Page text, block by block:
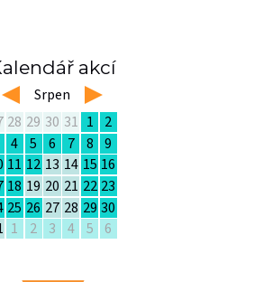
akcí
left Srpen right
28 29 30 31 1
2
4 5 6 7 8
9
11 12 13 14 15 16
18 19 20 21 22 23
25 26 27 28 29 30
1 2 3 4 5 6